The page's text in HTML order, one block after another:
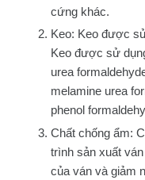
cứng khác.
Keo: Keo được
Keo được sử
urea
melamine urea
phenol
Chất chống ẩm:
trình sản xuất
của ván và giảm